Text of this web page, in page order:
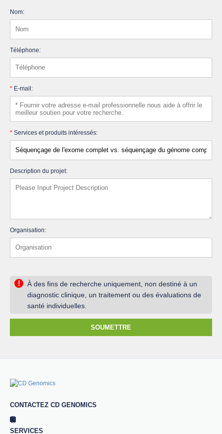
Nom:
Téléphone:
* E-mail:
* Services et produits intéressés:
Description du projet:
Organisation:
!
À des fins de recherche uniquement, non destiné à un
diagnostic clinique, un traitement ou des évaluations de
santé individuelles.
SOUMETTRE
CONTACTEZ CD GENOMICS
SERVICES